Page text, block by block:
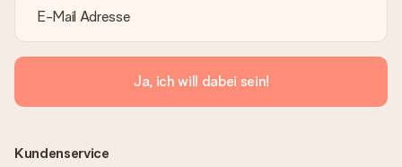
Ja, ich will dabei sein!
Kundenservice